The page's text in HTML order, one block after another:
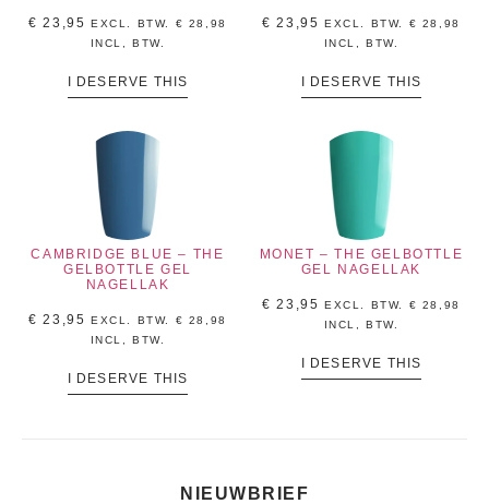
€ 23,95 EXCL. BTW. € 28,98
INCL, BTW.
I DESERVE THIS
€ 23,95 EXCL. BTW. € 28,98
INCL, BTW.
I DESERVE THIS
CAMBRIDGE BLUE – THE
GELBOTTLE GEL
NAGELLAK
€ 23,95 EXCL. BTW. € 28,98
INCL, BTW.
I DESERVE THIS
MONET – THE GELBOTTLE
GEL NAGELLAK
€ 23,95 EXCL. BTW. € 28,98
INCL, BTW.
I DESERVE THIS
NIEUWBRIEF